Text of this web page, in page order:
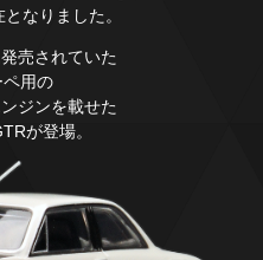
なりました。
売されていた
用の
ジンを載せた
が登場。